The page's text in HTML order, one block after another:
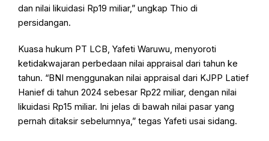
dan nilai likuidasi Rp19 miliar,” ungkap Thio di
persidangan.
Kuasa hukum PT LCB, Yafeti Waruwu, menyoroti
ketidakwajaran perbedaan nilai appraisal dari tahun ke
tahun. “BNI menggunakan nilai appraisal dari KJPP Latief
Hanief di tahun 2024 sebesar Rp22 miliar, dengan nilai
likuidasi Rp15 miliar. Ini jelas di bawah nilai pasar yang
pernah ditaksir sebelumnya,” tegas Yafeti usai sidang.